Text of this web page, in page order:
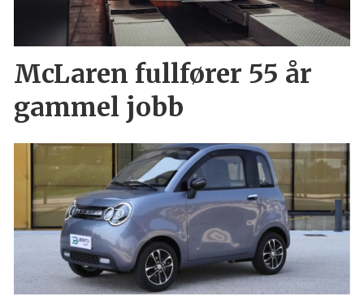
McLaren fullfører 55 år
gammel jobb